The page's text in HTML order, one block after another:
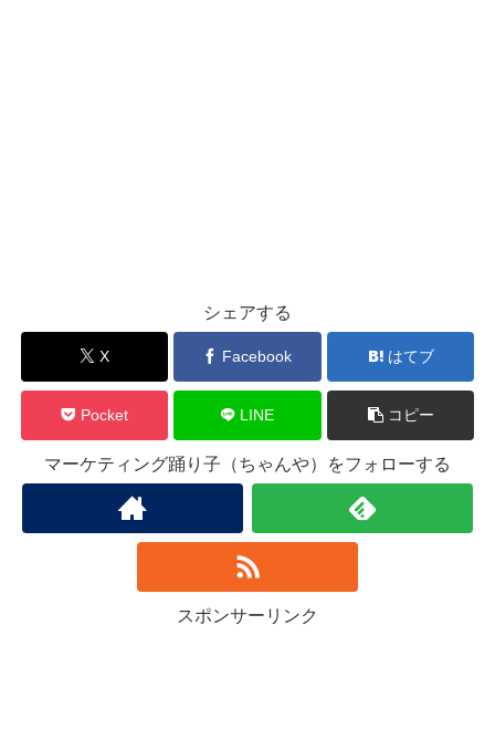
シェアする
X Facebook はてブ
Pocket LINE コピー
マーケティング踊り子（ちゃんや）をフォローする
スポンサーリンク